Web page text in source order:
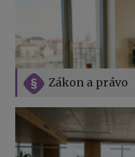
Zákon a právo
Jak na podnikání při